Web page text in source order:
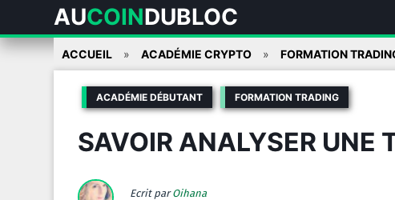
AUCOINDUBLOC
Skip
ACCUEIL ACADÉMIE CRYPTO FORMATION
ACADÉMIE DÉBUTANT FORMATION TRADING
SAVOIR ANALYSER UNE
Ecrit parOihana